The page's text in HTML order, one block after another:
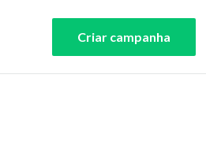
Criar campanha